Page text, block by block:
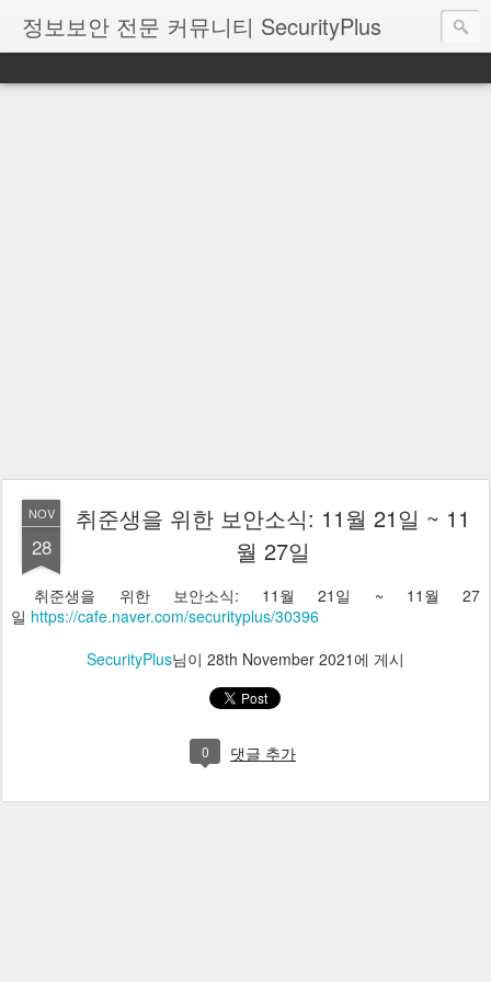
정보보안 전문 커뮤니티 SecurityPlus
NOV
28
취준생을 위한 보안소식: 11월 21일 ~ 11
월 27일
취준생을 위한 보안소식: 11월 21일 ~ 11월 27
일 https://cafe.naver.com/securityplus/30396
SecurityPlus님이 28th November 2021에 게시
0 댓글 추가